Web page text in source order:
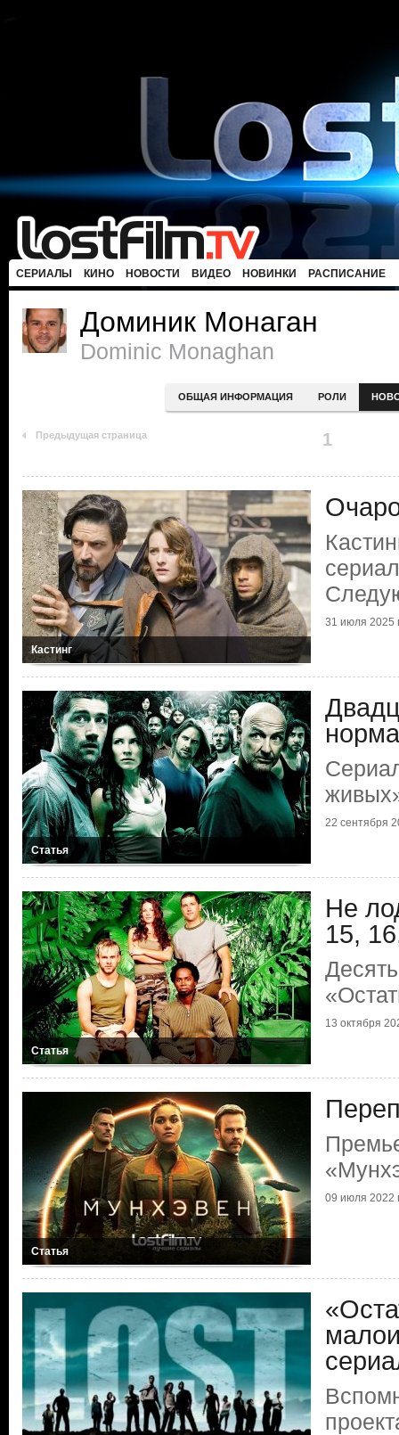
СЕРИАЛЫ КИНО НОВОСТИ ВИДЕО НОВИНКИ РАСПИСАНИЕ
Доминик Монаган
Dominic Monaghan
ОБЩАЯ ИНФОРМАЦИЯ РОЛИ
Предыдущая страница 1
Кастинг
31 июля 2025
Статья
22 сентября
Статья
Не
15,
13 октября
Статья
09 июля 2022